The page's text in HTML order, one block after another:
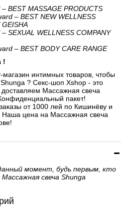
BEST MASSAGE PRODUCTS
– BEST NEW WELLNESS
SEXUAL WELLNESS COMPANY
– BEST BODY CARE RANGE
!
магазин интимных товаров, чтобы
? Секс-шоп Xshop - это
Массажная свеча
пакет!
от 1000 лей по Кишинёву и
цена на Массажная свеча
момент, будь первым, кто
свеча Shunga